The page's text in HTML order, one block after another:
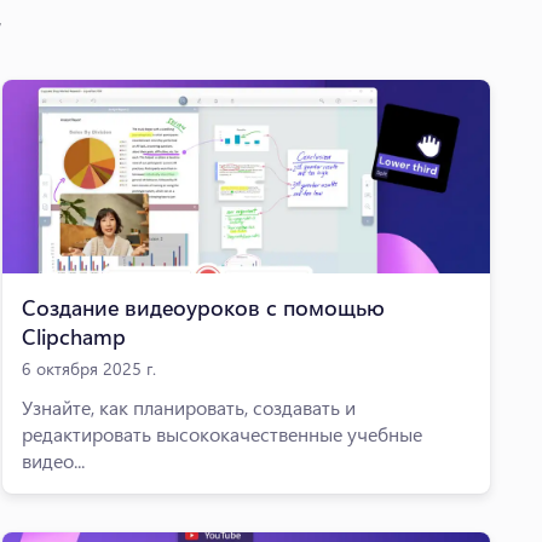
Создание видеоуроков с помощью
Clipchamp
6 октября 2025 г.
Узнайте, как планировать, создавать и
редактировать высококачественные учебные
видео...